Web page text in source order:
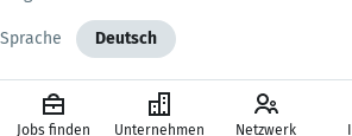
Sprache Deutsch
Jobs finden Unternehmen Netzwerk